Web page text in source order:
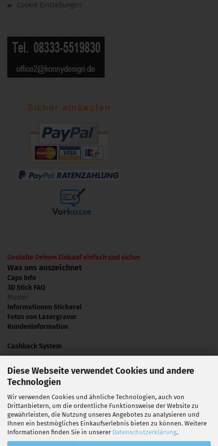
Diese Webseite verwendet Cookies und andere
Technologien
Wir verwenden Cookies und ähnliche Technologien, auch von
Drittanbietern, um die ordentliche Funktionsweise der Website zu
gewährleisten, die Nutzung unseres Angebotes zu analysieren und
Ihnen ein bestmögliches Einkaufserlebnis bieten zu können. Weitere
Informationen finden Sie in unserer Datenschutzerklärung.
Cookie Einstellungen
Gestalte Deinen Einkauf einfach und sicher
Was uns auszeichnet
Caps Info
3D Stick FAQ
Muster
Informationen Stickerei
Fotos von Lasergravur
Kundeninformation
Cashback System
Informationen zum Druckverfahren
Sublimationsdruck
Referenzbilder
Video Tutorials
Presse
Vertrag widerrufen